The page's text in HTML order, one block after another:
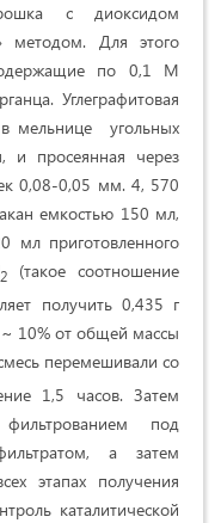
с диоксидом
методом. Для этого
по 0,1 М
Углеграфитовая
мельнице угольных
и просеянная через
0,08-0,05 мм. 4, 570
емкостью 150 мл,
мл приготовленного
2(такое соотношение
получить 0,435 г
~ 10% от общей массы
перемешивали со
1,5 часов. Затем
под
а затем
этапах получения
каталитической